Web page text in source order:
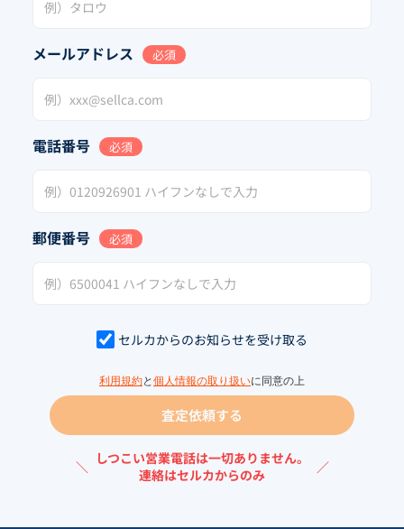
メールアドレス 必須
電話番号 必須
郵便番号 必須
セルカからのお知らせを受け取る
利用規約と 個人情報の取り扱いに同意の上
査定依頼する
＼ しつこい営業電話は一切ありません。
連絡はセルカからのみ
／